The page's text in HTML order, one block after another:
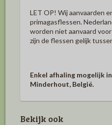
LET OP! Wij aanvaarden
primagasflessen.
worden niet aanvaard
zijn de flessen gelijk
Enkel afhaling mogelijk
Minderhout, België.
Bekijk ook